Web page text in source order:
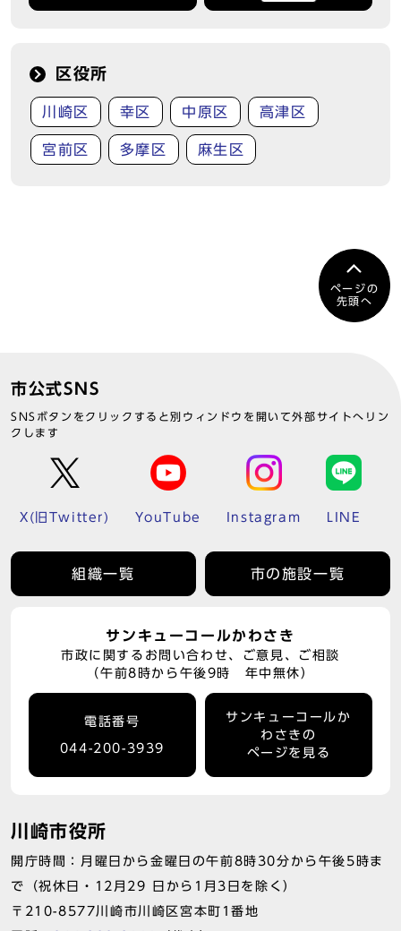
区役所
川崎区 幸区 中原区 高津区
宮前区 多摩区 麻生区
ページの
先頭へ
市公式SNS
SNSボタンをクリックすると別ウィンドウを開いて外部サイトへリン
クします
X(旧Twitter) YouTube Instagram LINE
組織一覧 市の施設一覧
サンキューコールかわさき
市政に関するお問い合わせ、ご意見、ご相談
（午前8時から午後9時 年中無休）
電話番号
044-200-3939
サンキューコールか
わさきの
ページを見る
川崎市役所
開庁時間：月曜日から金曜日の午前8時30分から午後5時ま
で（祝休日・12月29 日から1月3日を除く）
〒210-8577川崎市川崎区宮本町1番地